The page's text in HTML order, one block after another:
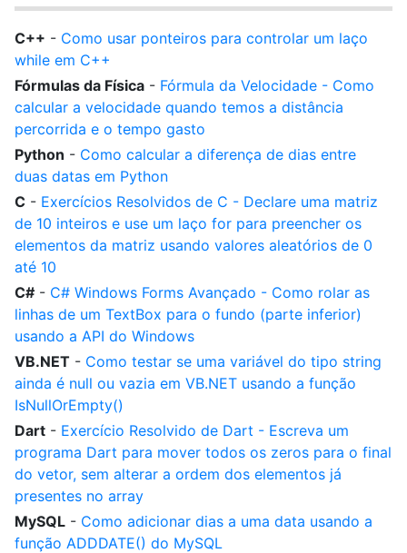
C++ - Como usar ponteiros para controlar um laço
while em C++
Fórmulas da Física - Fórmula da Velocidade - Como
calcular a velocidade quando temos a distância
percorrida e o tempo gasto
Python - Como calcular a diferença de dias entre
duas datas em Python
C - Exercícios Resolvidos de C - Declare uma matriz
de 10 inteiros e use um laço for para preencher os
elementos da matriz usando valores aleatórios de 0
até 10
C# - C# Windows Forms Avançado - Como rolar as
linhas de um TextBox para o fundo (parte inferior)
usando a API do Windows
VB.NET - Como testar se uma variável do tipo string
ainda é null ou vazia em VB.NET usando a função
IsNullOrEmpty()
Dart - Exercício Resolvido de Dart - Escreva um
programa Dart para mover todos os zeros para o final
do vetor, sem alterar a ordem dos elementos já
presentes no array
MySQL - Como adicionar dias a uma data usando a
função ADDDATE() do MySQL